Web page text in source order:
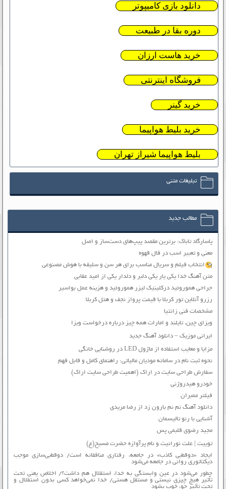
دانلود بازی کامیپوتر
دوره بقا در طبیعت
خرید هاست ارزان
فروشگاه اینترنتی
خرید گینر
خرید بلیط هواپیما
بلیط هواپیما شیراز تهران
تبلیغات متنی
مطالب جدید
پاسارگاد تاباک: برترین مقصد پیپ‌های دست‌ساز و اصل
معنی و تعبیر اسب در فال قهوه
انتخاب فیلم و سریال مناسب برای هر سن و سلیقه با هوش مصنوعی
متن آهنگ خدا یکی یار یکی دلبر و دلدار یکی از امید عقابی
جراحی هموروئید درکلینیک لیزر هموروئید و هزینه عمل بواسیر
رزرو آنلاین تور کربلا با قیمت پرواز نجف و هتل کربلا
مشخصات فنی زانتیا
ویزای چین، تایلند و امارات همه چیز درباره درخواست ویزا
ایرانی موزیک – دانلود آهنگ جدید
مزایا و معایب استفاده از ماژول LED در روشنایی خانگی
نحوه ثبت نام در سامانه مودیان مالیاتی: راهنمای کامل و قابل فهم
سفارش طراحی سایت در اراک (اهمیت طراحی سایت اراک)
خودرو هیدروژنی
فیلتر ممبران
دانلود آهنگ نم نم بارون زد از رضا مریدی
آشنایی با رنو تالیسمان
مجید رضوی قلبمی پس
توییت | علت نورانیت و نام پرآوازه حضرت مسیح(ع)
ایجاد «دوقطبی کاذب» در جامعه، رفتاری منافقانه است/ دوقطبی‌سازی موجب
دیکتاتوری روانی در جامعه می‌شود
چطور می‌شود در عین وابستگی به خدا، استقلال هم داشت؟/ اخلاص یعنی تحت
تأثیر هیچ چیزی نیستی و مستقل هستی/ خدا نمی‌خواهد کسی بدون استقلال و
تحت تأثیر جوّ، خوب بشود